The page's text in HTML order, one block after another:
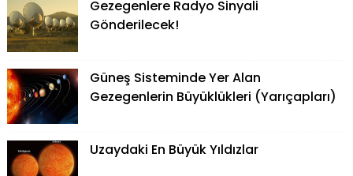
Gezegenlere Radyo Sinyali
Gönderilecek!
Güneş Sisteminde Yer Alan
Gezegenlerin Büyüklükleri (Yarıçapları)
Uzaydaki En Büyük Yıldızlar